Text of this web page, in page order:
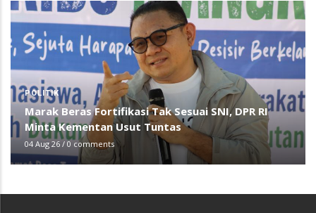
POLITIK
Marak Beras Fortifikasi Tak Sesuai SNI, DPR RI
Minta Kementan Usut Tuntas
04 Aug 26 / 0 comments